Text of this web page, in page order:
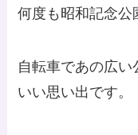
何度も昭和記念公
自転車であの広い
いい思い出です。